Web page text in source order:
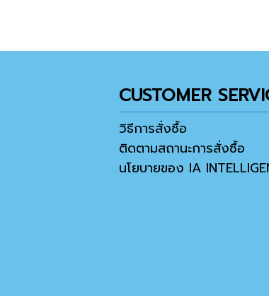
CUSTOMER
วิธีการสั่งซื้อ
ติดตามสถานะการสั่งซื้อ
นโยบายของ IA